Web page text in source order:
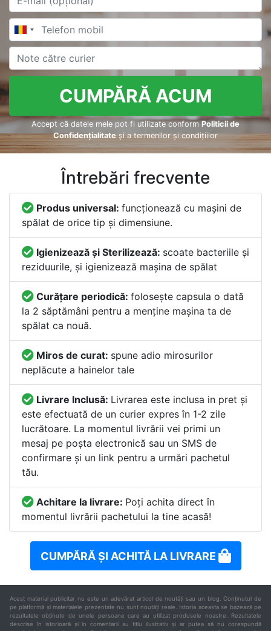
CUMPĂRĂ ACUM
Accept că datele mele pot fi utilizate conformPoliticii de
Confidențialitateși a termenilor și condițiilor
Întrebări frecvente
Produs universal: funcționează cu mașini de
spălat de orice tip și dimensiune.
Igienizează și Sterilizează: scoate bacteriile și
reziduurile, și igienizează mașina de spălat
Curățare periodică: folosește capsula o dată
la 2 săptămâni pentru a menține mașina ta de
spălat ca nouă.
Miros de curat: spune adio mirosurilor
neplăcute a hainelor tale
Livrare Inclusă: Livrarea este inclusa in pret și
este efectuată de un curier expres în 1-2 zile
lucrătoare. La momentul livrării vei primi un
mesaj pe poșta electronică sau un SMS de
confirmare și un link pentru a urmări pachetul
tău.
Achitare la livrare: Poți achita direct în
momentul livrării pachetului la tine acasă!
CUMPĂRĂ ȘI ACHITĂ LA LIVRARE
Acest material publicitar nu este un adevărat articol de noutăți sau un blog. Conținutul de
pe platformă și materialele prezentate nu sunt noutăți reale. Istoria aceasta se bazează pe
rezultatele obținute de unele persoane care au utilizat produsele noastre. Rezultatele
descrise în istorioară și în comentarii au titlu ilustrativ și ar putea să nu corespundă